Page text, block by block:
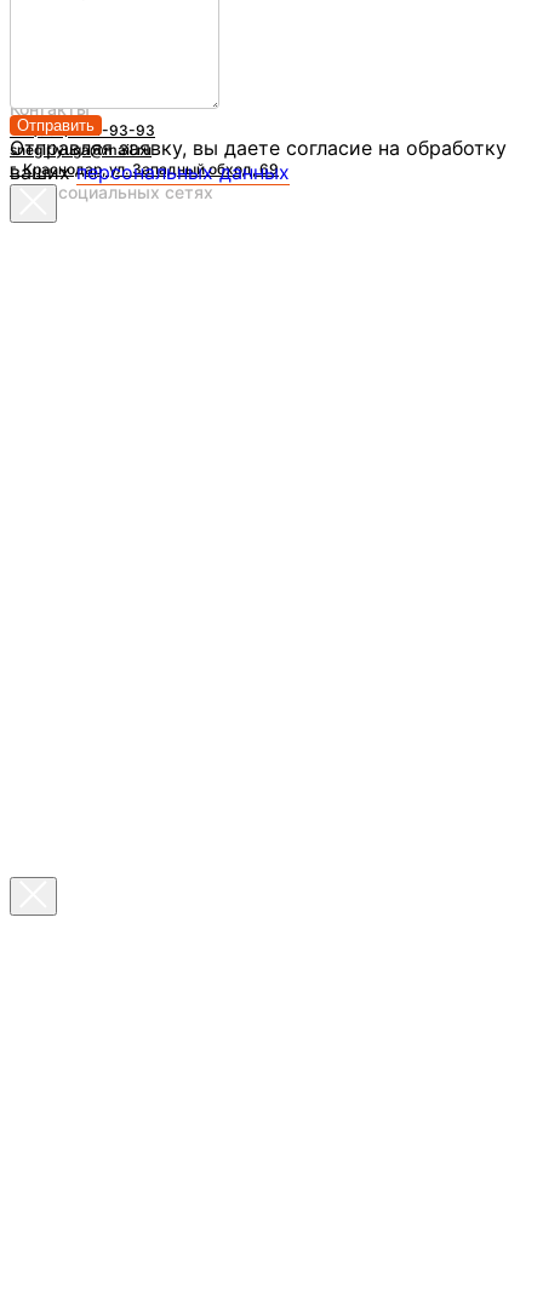
Контакты
+7 (861) 244-93-93
snegiriyuga@mail.ru
г. Краснодар, ул. Западный обход, 69
Мы в социальных сетях
Отправить
Отправляя заявку, вы даете согласие на обработку
вашихперсональных данных